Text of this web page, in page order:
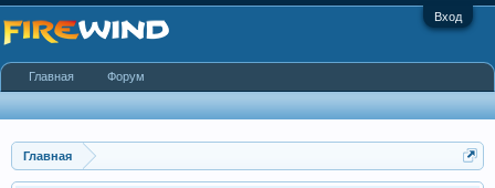
Вход
Главная
Главная Форум